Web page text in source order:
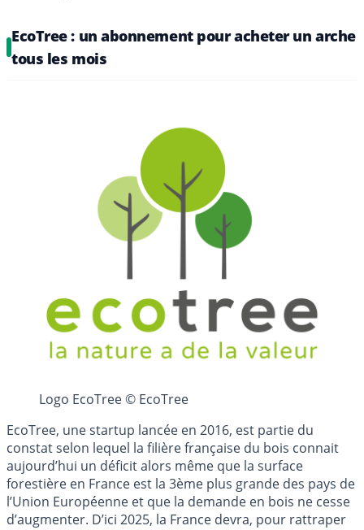
EcoTree : un abonnement pour acheter un arche
tous les mois
Logo EcoTree © EcoTree
EcoTree, une startup lancée en 2016, est partie du
constat selon lequel la filière française du bois connait
aujourd’hui un déficit alors même que la surface
forestière en France est la 3ème plus grande des pays de
l’Union Européenne et que la demande en bois ne cesse
d’augmenter. D’ici 2025, la France devra, pour rattraper